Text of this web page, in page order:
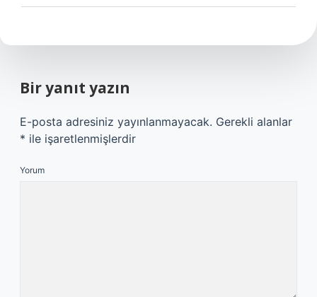
Bir yanıt yazın
E-posta adresiniz yayınlanmayacak. Gerekli alanlar
* ile işaretlenmişlerdir
Yorum